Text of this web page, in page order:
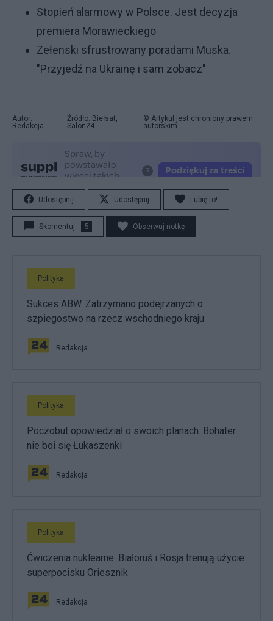
Stopień alarmowy w Polsce. Jest decyzja
premiera Morawieckiego
Zełenski sfrustrowany poradami Muska.
"Przyjedź na Ukrainę i sam zobacz"
Autor:
Redakcja
Źródło: Biełsat,
Salon24
© Artykuł jest chroniony prawem
autorskim.
Udostępnij Udostępnij Lubię to!
Skomentuj 5 Obserwuj notkę
Polityka
Sukces ABW. Zatrzymano podejrzanych o
szpiegostwo na rzecz wschodniego kraju
Redakcja
Polityka
Poczobut opowiedział o swoich planach. Bohater
nie boi się Łukaszenki
Redakcja
Polityka
Ćwiczenia nuklearne. Białoruś i Rosja trenują użycie
superpocisku Oriesznik
Redakcja